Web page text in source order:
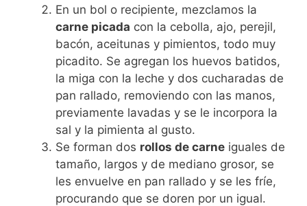
En un bol o recipiente, mezclamos la
carne picada con la cebolla, ajo, perejil,
bacón, aceitunas y pimientos, todo muy
picadito. Se agregan los huevos batidos,
la miga con la leche y dos cucharadas de
pan rallado, removiendo con las manos,
previamente lavadas y se le incorpora la
sal y la pimienta al gusto.
Se forman dos rollos de carne iguales de
tamaño, largos y de mediano grosor, se
les envuelve en pan rallado y se les fríe,
procurando que se doren por un igual.